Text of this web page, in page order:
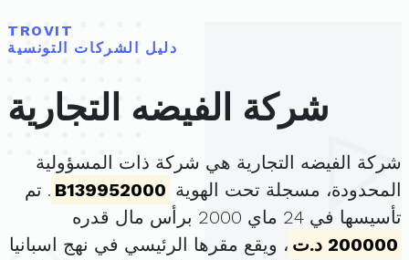
TROVIT
دليل الشركات التونسية
شركة الفيضه التجارية
شركة الفيضه التجارية هي شركة ذات المسؤولية
المحدودة، مسجلة تحت الهوية B139952000 . تم
تأسيسها في 24 ماي 2000 برأس مال قدره
200000 د.ت
، ويقع مقرها الرئيسي في نهج اسبانيا